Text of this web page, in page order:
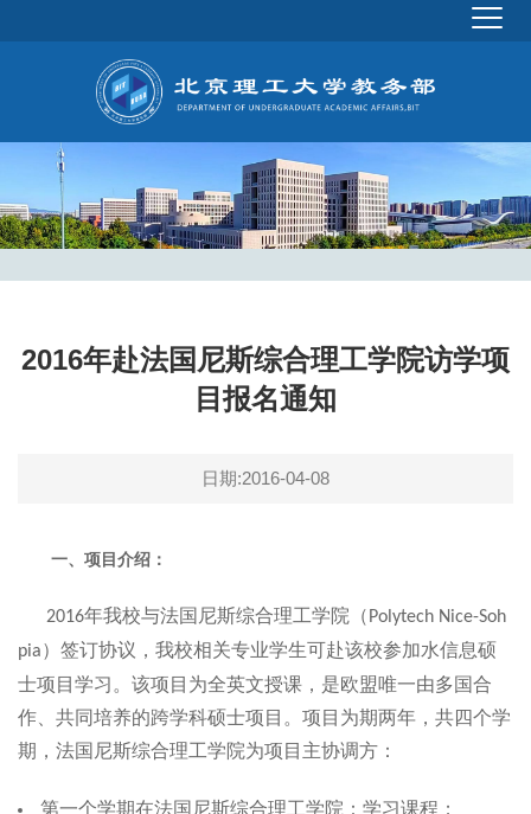
2016年赴法国尼斯综合理工学院访学项
目报名通知
日期:2016-04-08
一、项目介绍：
2016年我校与法国尼斯综合理工学院（ Polytech Nice-Soh
pia）签订协议，我校相关专业学生可赴该校参加水信息硕
士项目学习。该项目为全英文授课，是欧盟唯一由多国合
作、共同培养的跨学科硕士项目。项目为期两年，共四个学
期，法国尼斯综合理工学院为项目主协调方：
第一个学期在法国尼斯综合理工学院：学习课程；